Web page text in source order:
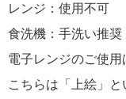
レンジ：使用不可
食洗機：手洗い推奨
電子レンジのご使用
こちらは「上絵」